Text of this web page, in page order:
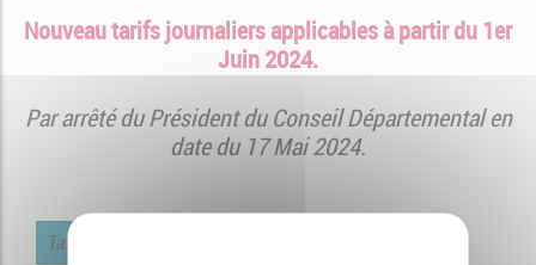
Nouveau tarifs journaliers applicables à partir du 1er
Juin 2024.
Par arrêté du Président du Conseil Départemental en
date du 17 Mai 2024.
Tarifs Hébergement